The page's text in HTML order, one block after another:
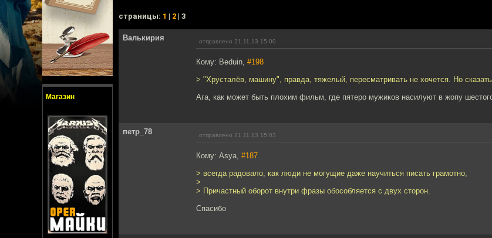
Магазин
cтраницы: 1 | 2 | 3
Валькирия отправлено 21.11.13 15:00
Кому: Beduin, #198
> "Хрусталёв, машину", правда, тяжелый, пересматривать не хочется. Но
Ага, как может быть плохим фильм, где пятеро мужиков насилуют в жопу
петр_78 отправлено 21.11.13 15:03
Кому: Asya, #187
> всегда радовало, как люди не могущие даже научиться писать грамотно,
>
> Причастный оборот внутри фразы обособляется с двух сторон.
Спасибо